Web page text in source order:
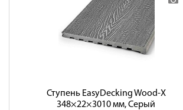
Ступень EasyDecking Wood-X
348×22×3010 мм, Серый